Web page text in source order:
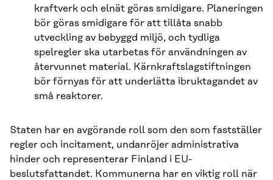
kraftverk och elnät göras smidigare. Planeringen
bör göras smidigare för att tillåta snabb
utveckling av bebyggd miljö, och tydliga
spelregler ska utarbetas för användningen av
återvunnet material. Kärnkraftslagstiftningen
bör förnyas för att underlätta ibruktagandet av
små reaktorer.
Staten har en avgörande roll som den som fastställer
regler och incitament, undanröjer administrativa
hinder och representerar Finland i EU-
beslutsfattandet. Kommunerna har en viktig roll när